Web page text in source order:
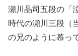
瀬川晶司五段の「
時代の瀬川三段（
の兄のように慕っ